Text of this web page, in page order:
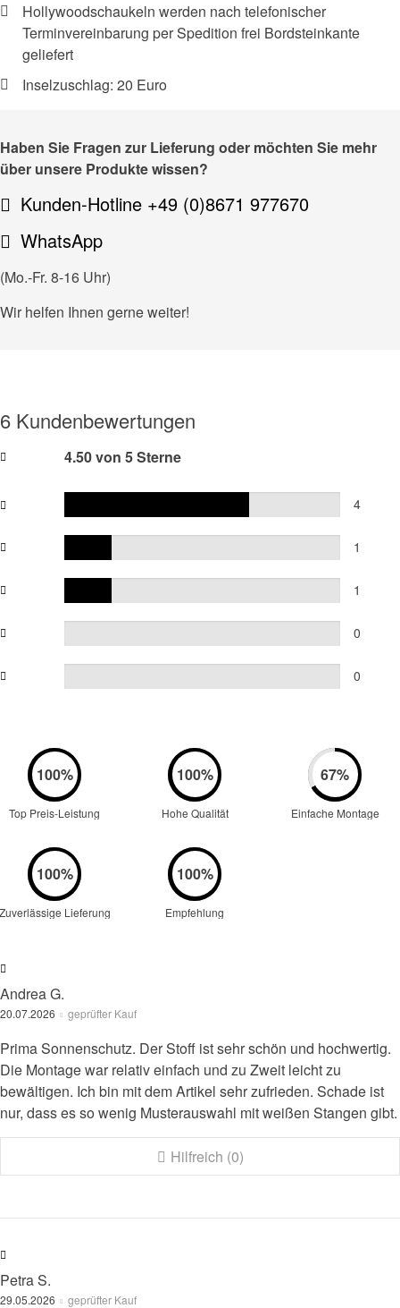
Hollywoodschaukeln werden nach telefonischer
Terminvereinbarung per Spedition frei Bordsteinkante
geliefert
Inselzuschlag: 20 Euro
Haben Sie Fragen zur Lieferung oder möchten Sie mehr
über unsere Produkte wissen?
Kunden-Hotline +49 (0)8671 977670
WhatsApp
(Mo.-Fr. 8-16 Uhr)
Wir helfen Ihnen gerne weiter!
6 Kundenbewertungen
4.50 von 5 Sterne
4
1
1
0
0
Top Preis-Leistung Hohe Qualität Einfache Montage
Lieferung Empfehlung
Andrea G.
20.07.2026 geprüfter Kauf
Prima Sonnenschutz. Der Stoff ist sehr schön und hochwertig.
Die Montage war relativ einfach und zu Zweit leicht zu
bewältigen. Ich bin mit dem Artikel sehr zufrieden. Schade ist
nur, dass es so wenig Musterauswahl mit weißen Stangen gibt.
Hilfreich (0)
Petra S.
29.05.2026 geprüfter Kauf